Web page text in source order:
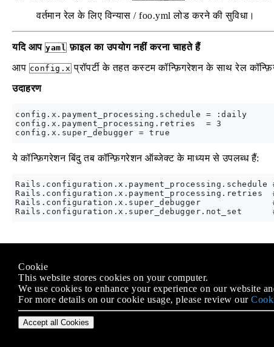
वर्तमान रेल के लिए विन्यास / foo.yml लोड करने की सुविधा।
यदि आप yaml फ़ाइल का उपयोग नहीं करना चाहते हैं
आप config.x प्रॉपर्टी के तहत कस्टम कॉन्फ़िगरेशन के साथ रेल
उदाहरण
config.x.payment_processing.schedule = :daily
config.x.payment_processing.retries  = 3
ये कॉन्फ़िगरेशन बिंदु तब कॉन्फ़िगरेशन ऑब्जेक्ट के माध्यम से उपलब्ध हैं:
Rails.configuration.x.payment_processing.retries
Rails.configuration.x.super_debugger
के तहत लाइसेंस प्राप्त है
से संबद्ध नहीं हैStack Overflow
Cookie
This website stores cookies on your computer.
We use cookies to enhance your experience on our website
For more details on our cookie usage, please review our
Accept all Cookies